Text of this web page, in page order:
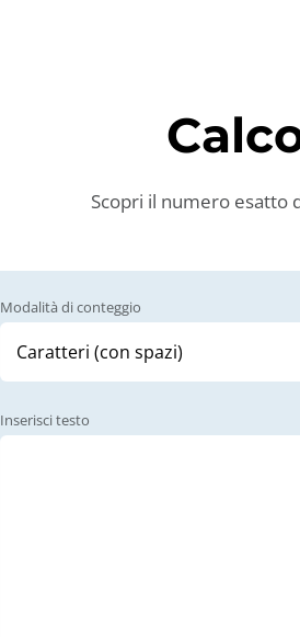
Scopri il numero esatto
Modalità di conteggio
Inserisci testo